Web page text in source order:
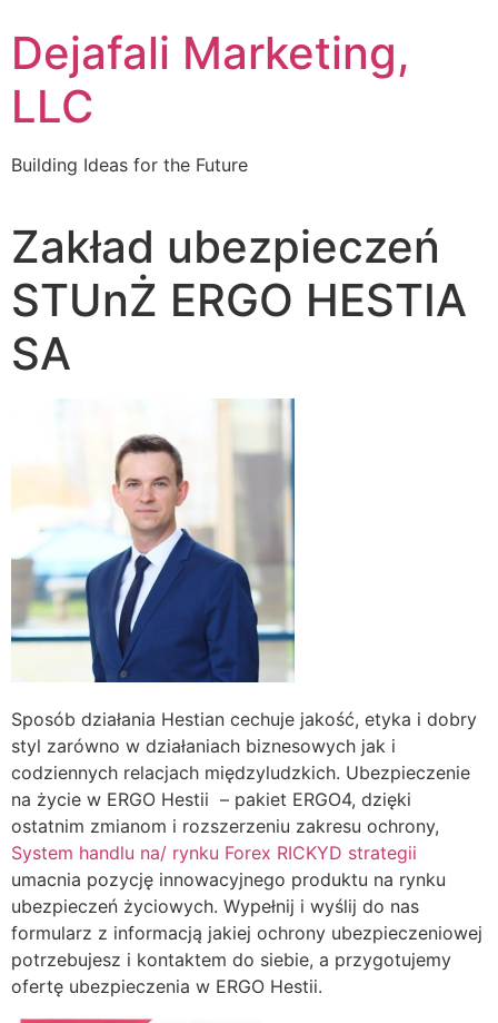
Dejafali Marketing,
LLC
Building Ideas for the Future
Zakład ubezpieczeń
STUnŻ ERGO HESTIA
SA
Sposób działania Hestian cechuje jakość, etyka i dobry
styl zarówno w działaniach biznesowych jak i
codziennych relacjach międzyludzkich. Ubezpieczenie
na życie w ERGO Hestii – pakiet ERGO4, dzięki
ostatnim zmianom i rozszerzeniu zakresu ochrony,
System handlu na/ rynku Forex RICKYD strategii
umacnia pozycję innowacyjnego produktu na rynku
ubezpieczeń życiowych. Wypełnij i wyślij do nas
formularz z informacją jakiej ochrony ubezpieczeniowej
potrzebujesz i kontaktem do siebie, a przygotujemy
ofertę ubezpieczenia w ERGO Hestii.